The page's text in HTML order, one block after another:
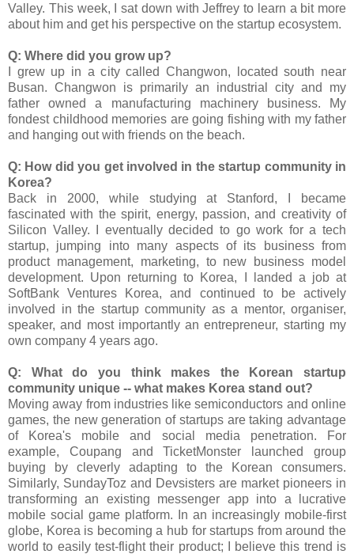
Valley. This week, I sat down with Jeffrey to learn a bit more
about him and get his perspective on the startup ecosystem.
Q: Where did you grow up?
I grew up in a city called Changwon, located south near
Busan. Changwon is primarily an industrial city and my
father owned a manufacturing machinery business. My
fondest childhood memories are going fishing with my father
and hanging out with friends on the beach.
Q: How did you get involved in the startup community in
Korea?
Back in 2000, while studying at Stanford, I became
fascinated with the spirit, energy, passion, and creativity of
Silicon Valley. I eventually decided to go work for a tech
startup, jumping into many aspects of its business from
product management, marketing, to new business model
development. Upon returning to Korea, I landed a job at
SoftBank Ventures Korea, and continued to be actively
involved in the startup community as a mentor, organiser,
speaker, and most importantly an entrepreneur, starting my
own company 4 years ago.
Q: What do you think makes the Korean startup
community unique -- what makes Korea stand out?
Moving away from industries like semiconductors and online
games, the new generation of startups are taking advantage
of Korea's mobile and social media penetration. For
example, Coupang and TicketMonster launched group
buying by cleverly adapting to the Korean consumers.
Similarly, SundayToz and Devsisters are market pioneers in
transforming an existing messenger app into a lucrative
mobile social game platform. In an increasingly mobile-first
globe, Korea is becoming a hub for startups from around the
world to easily test-flight their product; I believe this trend is